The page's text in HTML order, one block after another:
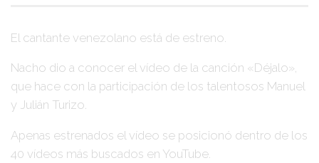
El cantante venezolano está de estreno.
Nacho dio a conocer el vídeo de la canción «Déjalo»,
que hace con la participación de los talentosos Manuel
y Julián Turizo.
Apenas estrenados el vídeo se posicionó dentro de los
40 vídeos más buscados en YouTube.